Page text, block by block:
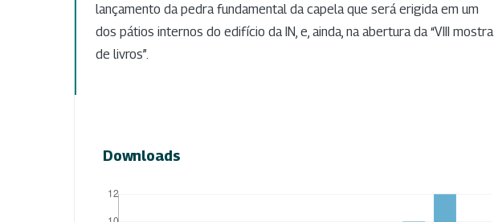
lançamento da pedra fundamental da capela que será erigida em um
dos pátios internos do edifício da IN, e, ainda, na abertura da “VIII mostra
de livros”.
Downloads